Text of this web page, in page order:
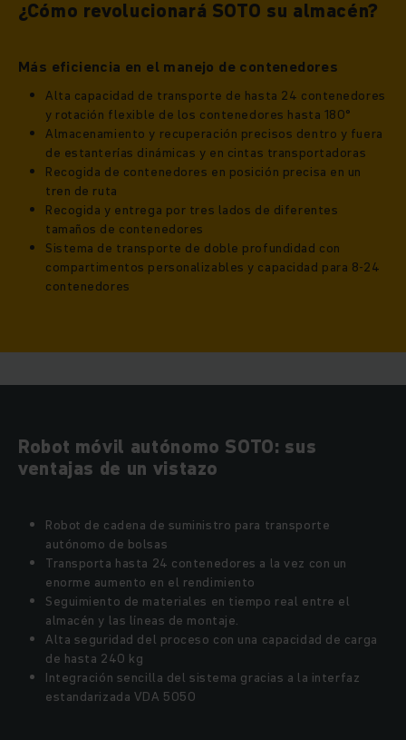
¿Cómo revolucionará SOTO su almacén?
Más eficiencia en el manejo de contenedores
Alta capacidad de transporte de hasta 24 contenedores
y rotación flexible de los contenedores hasta 180°
Almacenamiento y recuperación precisos dentro y fuera
de estanterías dinámicas y en cintas transportadoras
Recogida de contenedores en posición precisa en un
tren de ruta
Recogida y entrega por tres lados de diferentes
tamaños de contenedores
Sistema de transporte de doble profundidad con
compartimentos personalizables y capacidad para 8-24
contenedores
Robot móvil autónomo SOTO: sus
ventajas de un vistazo
Robot de cadena de suministro para transporte
autónomo de bolsas
Transporta hasta 24 contenedores a la vez con un
enorme aumento en el rendimiento
Seguimiento de materiales en tiempo real entre el
almacén y las líneas de montaje.
Alta seguridad del proceso con una capacidad de carga
de hasta 240 kg
Integración sencilla del sistema gracias a la interfaz
estandarizada VDA 5050